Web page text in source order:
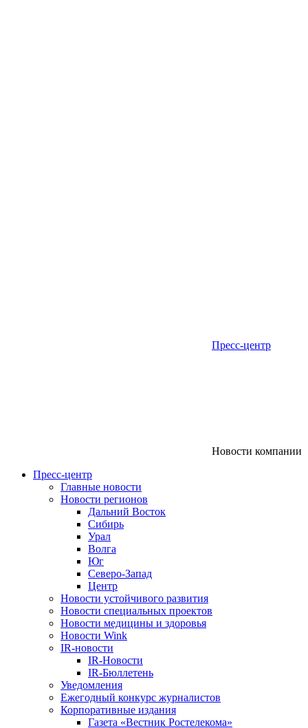
Пресс-центр
Новости компании
Пресс-центр
Главные новости
Новости регионов
Дальний Восток
Сибирь
Урал
Волга
Юг
Северо-Запад
Центр
Новости устойчивого развития
Новости специальных проектов
Новости медицины и здоровья
Новости Wink
IR-новости
IR-Новости
IR-Бюллетень
Уведомления
Ежегодный конкурс журналистов
Корпоративные издания
Газета «Вестник Ростелекома»